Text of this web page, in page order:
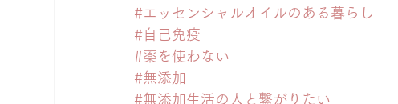
#エッセンシャルオイルのある暮らし
#自己免疫
#薬を使わない
#無添加
#無添加生活の人と繋がりたい